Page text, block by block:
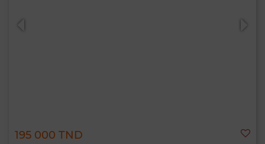
195 000 TND